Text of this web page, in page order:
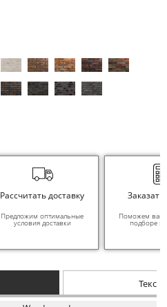
Рассчитать доставку
Предложим оптимальные
условия доставки
Заказать
Поможем вам
подборе